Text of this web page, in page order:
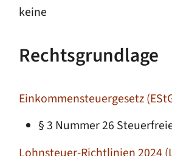
keine
Rechtsgrundlage
Einkommensteuergesetz
§ 3 Nummer 26